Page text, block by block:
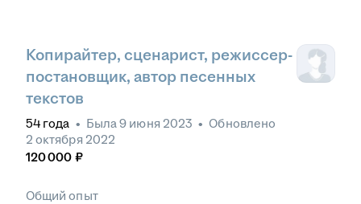
Копирайтер, сценарист, режиссер-
постановщик, автор песенных
текстов
54 года • Была9 июня 2023 • Обновлено
2 октября 2022
120 000 ₽
Общий опыт